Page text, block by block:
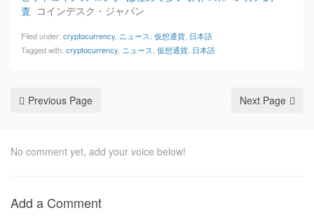
査 コインデスク・ジャパン
Filed under: cryptocurrency ニュース 仮想通貨 日本語
Tagged with: cryptocurrency ニュース 仮想通貨 日本語
Previous Page Next Page
No comment yet, add your voice below!
Add a Comment